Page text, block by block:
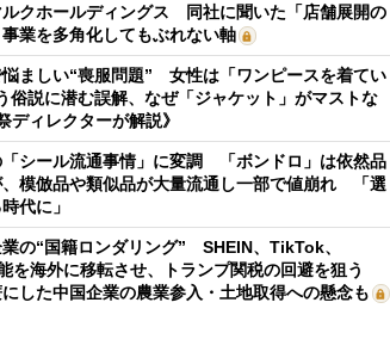
クホールディングス 同社に聞いた「店舗展開の
業を多角化してもぶれない軸
ましい“喪服問題” 女性は「ワンピースを着てい
俗説に潜む誤解、なぜ「ジャケット」がマストな
ディレクターが解説》
シール流通事情」に変調 「ボンドロ」は依然品
模倣品や類似品が大量流通し一部で値崩れ 「選
代に」
の“国籍ロンダリング” SHEIN、TikTok、
を海外に移転させ、トランプ関税の回避を狙う
した中国企業の農業参入・土地取得への懸念も